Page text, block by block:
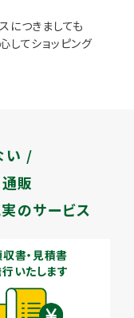
につきましても
してショッピング
い /
販
のサービス
書・見積書
いたします